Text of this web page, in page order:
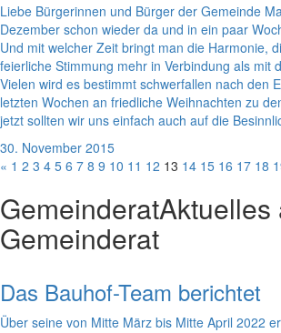
Liebe Bürgerinnen und Bürger der Gemeinde
Dezember schon wieder da und in ein paar
Und mit welcher Zeit bringt man die Harmonie,
feierliche Stimmung mehr in Verbindung als mit
Vielen wird es bestimmt schwerfallen nach den
letzten Wochen an friedliche Weihnachten zu
jetzt sollten wir uns einfach auch auf die
30. November 2015
« 1 2 3 4 5 6 7 8 9 10 11 12 13 14 15 16 17 18
GemeinderatAktuelles
Gemeinderat
Das Bauhof-Team berichtet
Über seine von Mitte März bis Mitte April 2022